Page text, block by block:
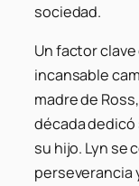
sociedad.
Un factor
incansable
madre de
década dedicó
su hijo. Lyn se
perseverancia